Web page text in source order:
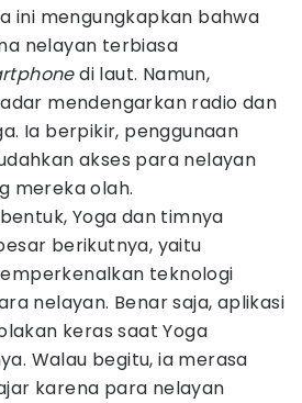
ini mengungkapkan bahwa
nelayan terbiasa
di laut. Namun,
mendengarkan radio dan
Ia berpikir, penggunaan
akses para nelayan
mereka olah.
Yoga dan timnya
berikutnya, yaitu
teknologi
nelayan. Benar saja, aplikasi
keras saat Yoga
Walau begitu, ia merasa
karena para nelayan